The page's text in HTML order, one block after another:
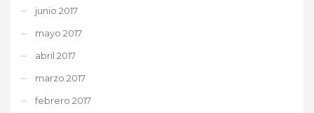
junio 2017
mayo 2017
abril 2017
marzo 2017
febrero 2017